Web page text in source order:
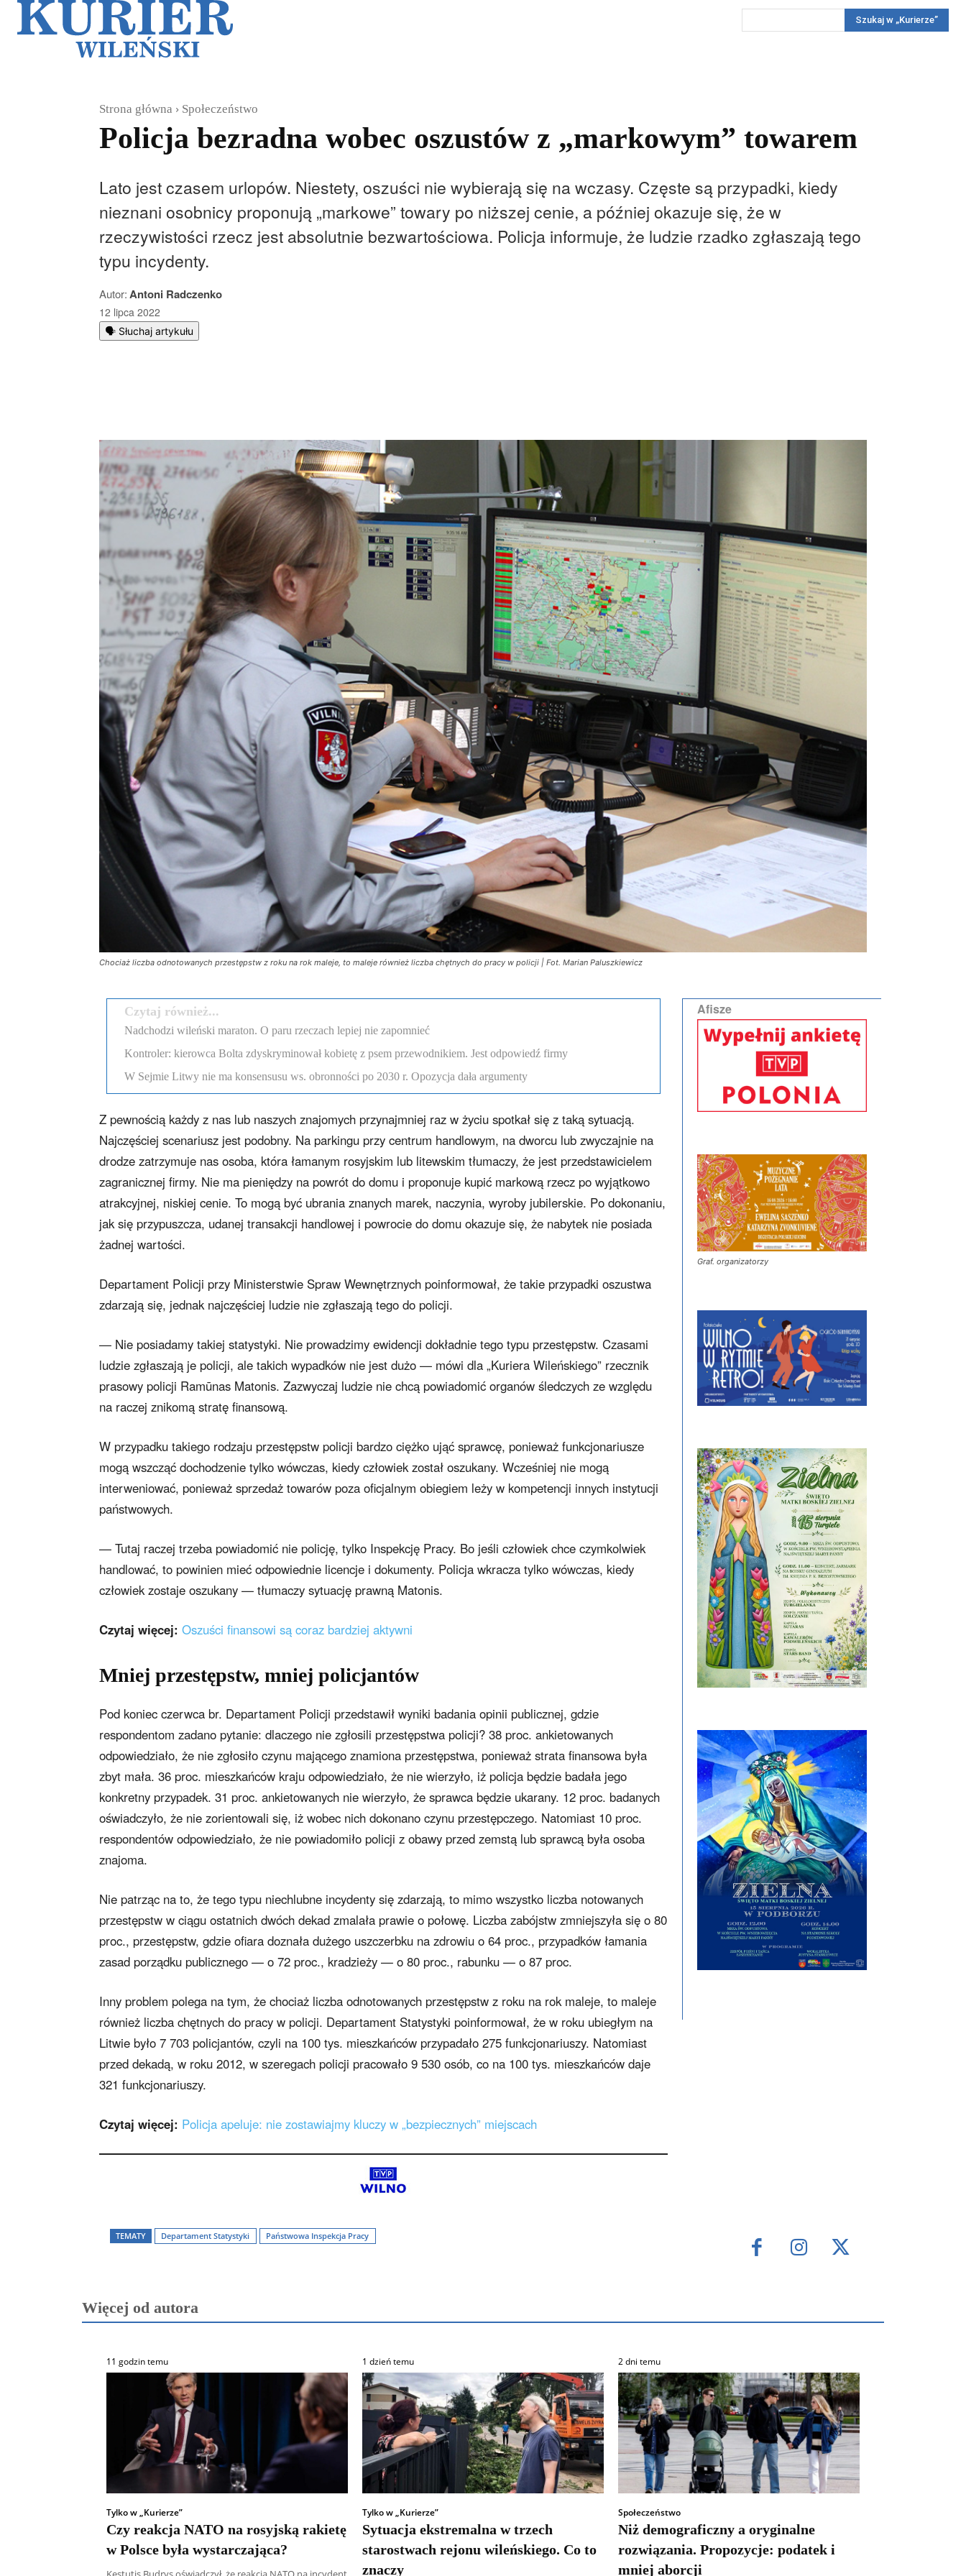
Reportaż KonkursyWięcej
Szukaj w „Kurierze”
Strona główna Społeczeństwo
Policja bezradna wobec oszustów z „markowym” towarem
Lato jest czasem urlopów. Niestety, oszuści nie wybierają się na wczasy. Częste są przypadki, kiedy
nieznani osobnicy proponują „markowe” towary po niższej cenie, a później okazuje się, że w
rzeczywistości rzecz jest absolutnie bezwartościowa. Policja informuje, że ludzie rzadko zgłaszają tego
typu incydenty.
Autor:Antoni Radczenko
12 lipca 2022
🗣️ Słuchaj artykułu
Chociaż liczba odnotowanych przestępstw z roku na rok maleje, to maleje również liczba chętnych do pracy w policji | Fot. Marian Paluszkiewicz
Czytaj również...
Nadchodzi wileński maraton. O paru rzeczach lepiej nie zapomnieć
Kontroler: kierowca Bolta zdyskryminował kobietę z psem przewodnikiem. Jest odpowiedź firmy
W Sejmie Litwy nie ma konsensusu ws. obronności po 2030 r. Opozycja dała argumenty
Z pewnością każdy z nas lub naszych znajomych przynajmniej raz w życiu spotkał się z taką sytuacją.
Najczęściej scenariusz jest podobny. Na parkingu przy centrum handlowym, na dworcu lub zwyczajnie na
drodze zatrzymuje nas osoba, która łamanym rosyjskim lub litewskim tłumaczy, że jest przedstawicielem
zagranicznej firmy. Nie ma pieniędzy na powrót do domu i proponuje kupić markową rzecz po wyjątkowo
atrakcyjnej, niskiej cenie. To mogą być ubrania znanych marek, naczynia, wyroby jubilerskie. Po dokonaniu,
jak się przypuszcza, udanej transakcji handlowej i powrocie do domu okazuje się, że nabytek nie posiada
żadnej wartości.
Departament Policji przy Ministerstwie Spraw Wewnętrznych poinformował, że takie przypadki oszustwa
zdarzają się, jednak najczęściej ludzie nie zgłaszają tego do policji.
— Nie posiadamy takiej statystyki. Nie prowadzimy ewidencji dokładnie tego typu przestępstw. Czasami
ludzie zgłaszają je policji, ale takich wypadków nie jest dużo — mówi dla „Kuriera Wileńskiego” rzecznik
prasowy policji Ramūnas Matonis. Zazwyczaj ludzie nie chcą powiadomić organów śledczych ze względu
na raczej znikomą stratę finansową.
W przypadku takiego rodzaju przestępstw policji bardzo ciężko ująć sprawcę, ponieważ funkcjonariusze
mogą wszcząć dochodzenie tylko wówczas, kiedy człowiek został oszukany. Wcześniej nie mogą
interweniować, ponieważ sprzedaż towarów poza oficjalnym obiegiem leży w kompetencji innych instytucji
państwowych.
— Tutaj raczej trzeba powiadomić nie policję, tylko Inspekcję Pracy. Bo jeśli człowiek chce czymkolwiek
handlować, to powinien mieć odpowiednie licencje i dokumenty. Policja wkracza tylko wówczas, kiedy
człowiek zostaje oszukany — tłumaczy sytuację prawną Matonis.
Czytaj więcej: Oszuści finansowi są coraz bardziej aktywni
Mniej przestępstw, mniej policjantów
Pod koniec czerwca br. Departament Policji przedstawił wyniki badania opinii publicznej, gdzie
respondentom zadano pytanie: dlaczego nie zgłosili przestępstwa policji? 38 proc. ankietowanych
odpowiedziało, że nie zgłosiło czynu mającego znamiona przestępstwa, ponieważ strata finansowa była
zbyt mała. 36 proc. mieszkańców kraju odpowiedziało, że nie wierzyło, iż policja będzie badała jego
konkretny przypadek. 31 proc. ankietowanych nie wierzyło, że sprawca będzie ukarany. 12 proc. badanych
oświadczyło, że nie zorientowali się, iż wobec nich dokonano czynu przestępczego. Natomiast 10 proc.
respondentów odpowiedziało, że nie powiadomiło policji z obawy przed zemstą lub sprawcą była osoba
znajoma.
Nie patrząc na to, że tego typu niechlubne incydenty się zdarzają, to mimo wszystko liczba notowanych
przestępstw w ciągu ostatnich dwóch dekad zmalała prawie o połowę. Liczba zabójstw zmniejszyła się o 80
proc., przestępstw, gdzie ofiara doznała dużego uszczerbku na zdrowiu o 64 proc., przypadków łamania
zasad porządku publicznego — o 72 proc., kradzieży — o 80 proc., rabunku — o 87 proc.
Inny problem polega na tym, że chociaż liczba odnotowanych przestępstw z roku na rok maleje, to maleje
również liczba chętnych do pracy w policji. Departament Statystyki poinformował, że w roku ubiegłym na
Litwie było 7 703 policjantów, czyli na 100 tys. mieszkańców przypadało 275 funkcjonariuszy. Natomiast
przed dekadą, w roku 2012, w szeregach policji pracowało 9 530 osób, co na 100 tys. mieszkańców daje
321 funkcjonariuszy.
Czytaj więcej: Policja apeluje: nie zostawiajmy kluczy w „bezpiecznych” miejscach
Afisze
Graf. organizatorzy
TEMATY Departament Statystyki Państwowa Inspekcja Pracy
Więcej od autora
11 godzin temu
Tylko w „Kurierze”
Czy reakcja NATO na rosyjską rakietę
w Polsce była wystarczająca?
1 dzień temu
Tylko w „Kurierze”
Sytuacja ekstremalna w trzech
starostwach rejonu wileńskiego. Co to
znaczy
2 dni temu
Społeczeństwo
Niż demograficzny a oryginalne
rozwiązania. Propozycje: podatek i
mniej aborcji